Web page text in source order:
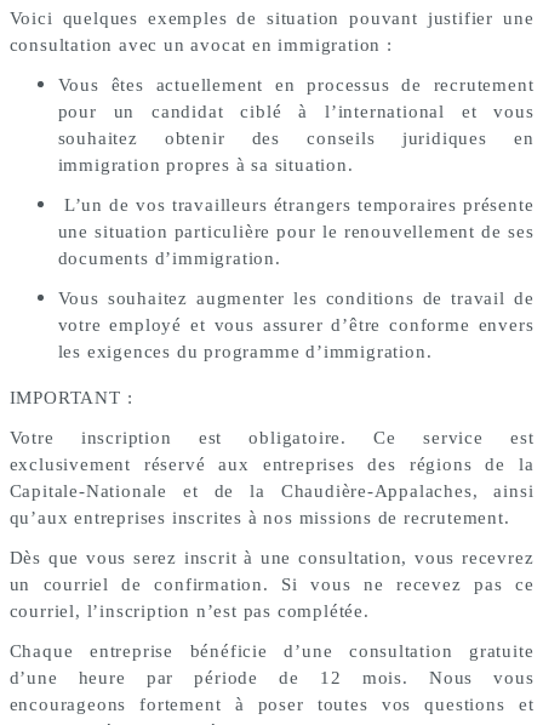
Voici quelques exemples de situation pouvant justifier une
consultation avec un avocat en immigration :
Vous êtes actuellement en processus de recrutement
pour un candidat ciblé à l’international et vous
souhaitez obtenir des conseils juridiques en
immigration propres à sa situation.
L’un de vos travailleurs étrangers temporaires présente
une situation particulière pour le renouvellement de ses
documents d’immigration.
Vous souhaitez augmenter les conditions de travail de
votre employé et vous assurer d’être conforme envers
les exigences du programme d’immigration.
IMPORTANT :
Votre inscription est obligatoire. Ce service est
exclusivement réservé aux entreprises des régions de la
Capitale-Nationale et de la Chaudière-Appalaches, ainsi
qu’aux entreprises inscrites à nos missions de recrutement.
Dès que vous serez inscrit à une consultation, vous recevrez
un courriel de confirmation. Si vous ne recevez pas ce
courriel, l’inscription n’est pas complétée.
Chaque entreprise bénéficie d’une consultation gratuite
d’une heure par période de 12 mois. Nous vous
encourageons fortement à poser toutes vos questions et